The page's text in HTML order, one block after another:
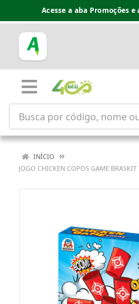
Acesse a aba Promoções
INÍCIO
JOGO CHICKEN COPOS GAME BRASKIT